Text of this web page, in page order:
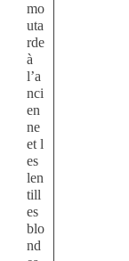
mo
uta
rde
à
l’a
nci
en
ne
et l
es
len
till
es
blo
nd